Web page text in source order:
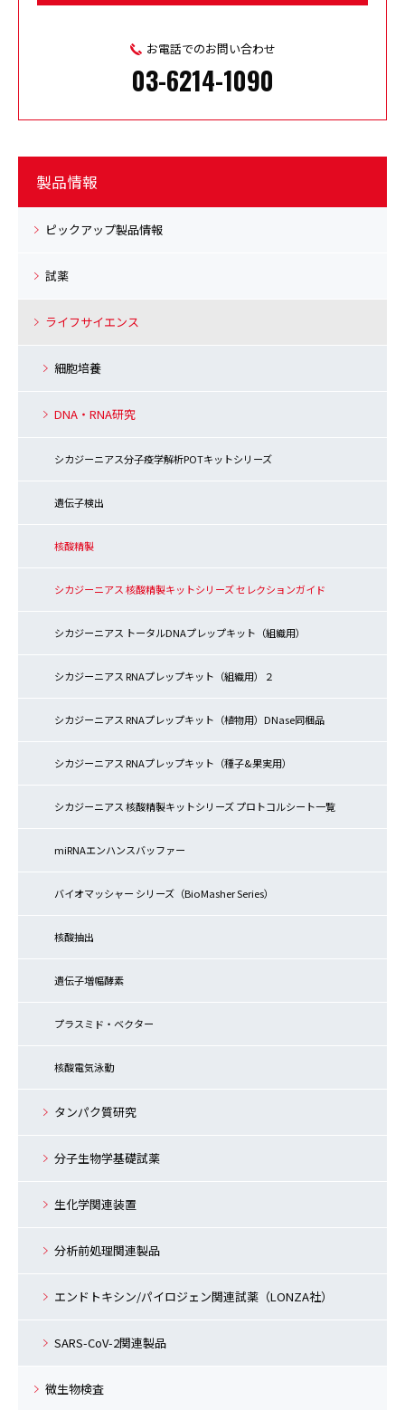
お電話でのお問い合わせ
03-6214-1090
製品情報
ピックアップ製品情報
試薬
ライフサイエンス
細胞培養
DNA・RNA研究
シカジーニアス分子疫学解析POTキットシリーズ
遺伝子検出
核酸精製
シカジーニアス 核酸精製キットシリーズ セレクションガイド
シカジーニアス トータルDNAプレップキット（組織用）
シカジーニアス RNAプレップキット（組織用）２
シカジーニアス RNAプレップキット（植物用）DNase同梱品
シカジーニアス RNAプレップキット（種子&果実用）
シカジーニアス 核酸精製キットシリーズ プロトコルシート一覧
miRNAエンハンスバッファー
バイオマッシャー シリーズ（BioMasher Series）
核酸抽出
遺伝子増幅酵素
プラスミド・ベクター
核酸電気泳動
タンパク質研究
分子生物学基礎試薬
生化学関連装置
分析前処理関連製品
エンドトキシン/パイロジェン関連試薬（LONZA社）
SARS-CoV-2関連製品
微生物検査